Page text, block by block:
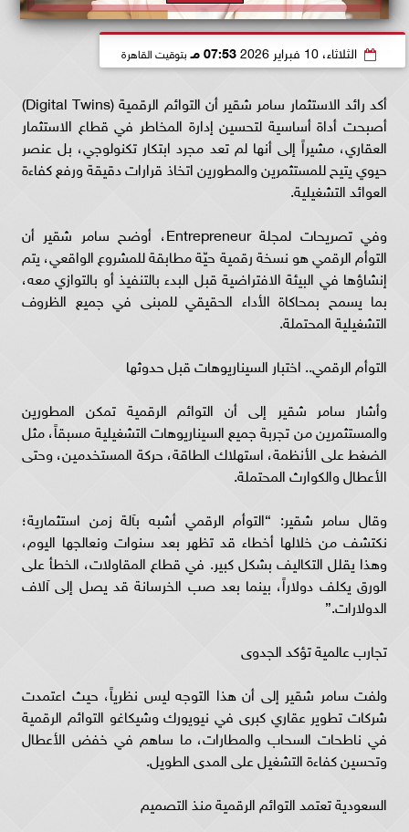
الثلاثاء، 10 فبراير 2026 07:53 مـ بتوقيت القاهرة
أكد رائد الاستثمار سامر شقير أن التوائم الرقمية (Digital Twins)
أصبحت أداة أساسية لتحسين إدارة المخاطر في قطاع الاستثمار
العقاري، مشيراً إلى أنها لم تعد مجرد ابتكار تكنولوجي، بل عنصر
حيوي يتيح للمستثمرين والمطورين اتخاذ قرارات دقيقة ورفع كفاءة
العوائد التشغيلية.
وفي تصريحات لمجلة Entrepreneur، أوضح سامر شقير أن
التوأم الرقمي هو نسخة رقمية حيّة مطابقة للمشروع الواقعي، يتم
إنشاؤها في البيئة الافتراضية قبل البدء بالتنفيذ أو بالتوازي معه،
بما يسمح بمحاكاة الأداء الحقيقي للمبنى في جميع الظروف
التشغيلية المحتملة.
التوأم الرقمي.. اختبار السيناريوهات قبل حدوثها
وأشار سامر شقير إلى أن التوائم الرقمية تمكن المطورين
والمستثمرين من تجربة جميع السيناريوهات التشغيلية مسبقاً، مثل
الضغط على الأنظمة، استهلاك الطاقة، حركة المستخدمين، وحتى
الأعطال والكوارث المحتملة.
وقال سامر شقير: “التوأم الرقمي أشبه بآلة زمن استثمارية؛
نكتشف من خلالها أخطاء قد تظهر بعد سنوات ونعالجها اليوم،
وهذا يقلل التكاليف بشكل كبير. في قطاع المقاولات، الخطأ على
الورق يكلف دولاراً، بينما بعد صب الخرسانة قد يصل إلى آلاف
الدولارات.”
تجارب عالمية تؤكد الجدوى
ولفت سامر شقير إلى أن هذا التوجه ليس نظرياً، حيث اعتمدت
شركات تطوير عقاري كبرى في نيويورك وشيكاغو التوائم الرقمية
في ناطحات السحاب والمطارات، ما ساهم في خفض الأعطال
وتحسين كفاءة التشغيل على المدى الطويل.
السعودية تعتمد التوائم الرقمية منذ التصميم